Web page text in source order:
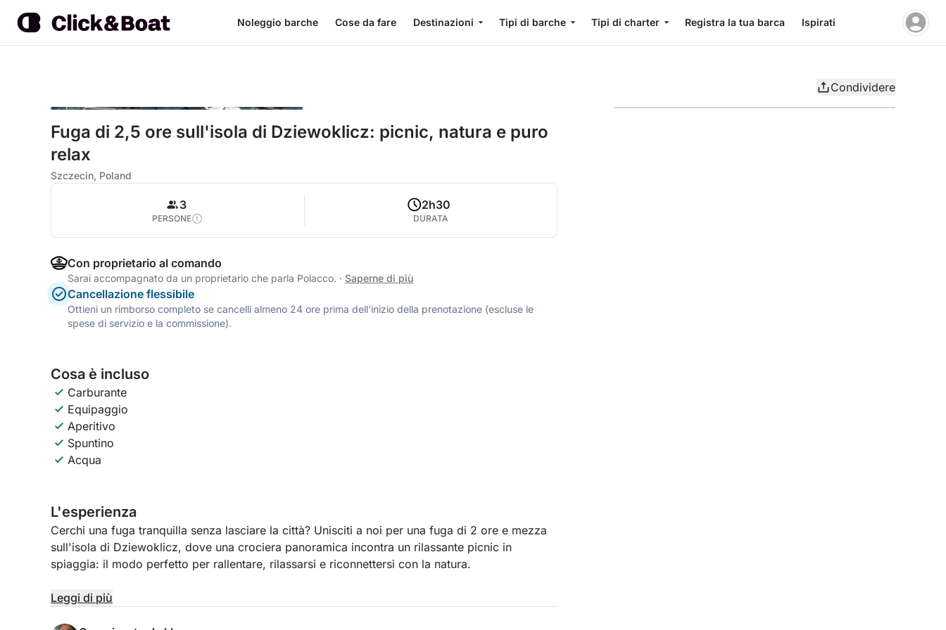
Noleggio barche Cose da fare Destinazioni Tipi di barche Tipi di charter Registra la tua barca Ispirati
Condividere
Fuga di 2,5 ore sull'isola di Dziewoklicz: picnic, natura e puro
relax
Szczecin, Poland
3
PERSONE
2h30
DURATA
Con proprietario al comando
Sarai accompagnato da un proprietario che parla Polacco. · Saperne di più
Cancellazione flessibile
Ottieni un rimborso completo se cancelli almeno 24 ore prima dell'inizio della prenotazione (escluse le
spese di servizio e la commissione).
Cosa è incluso
Carburante
Equipaggio
Aperitivo
Spuntino
Acqua
L'esperienza
Cerchi una fuga tranquilla senza lasciare la città? Unisciti a noi per una fuga di 2 ore e mezza
sull'isola di Dziewoklicz, dove una crociera panoramica incontra un rilassante picnic in
spiaggia: il modo perfetto per rallentare, rilassarsi e riconnettersi con la natura.
Partendo da Stettino, navigheremo in acque calme verso Dziewoklicz, una tranquilla isola
Leggi di più